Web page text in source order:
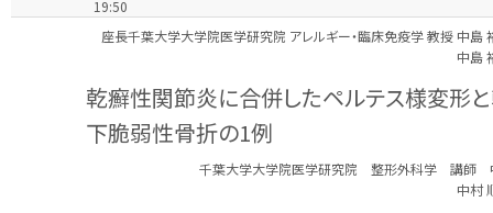
19:50
座長千葉大学大学院医学研究院 アレルギー・臨床免疫学 教授 中島
中島
乾癬性関節炎に合併したペルテス様変形
下脆弱性骨折の1例
千葉大学大学院医学研究院 整形外科学 講師
中村